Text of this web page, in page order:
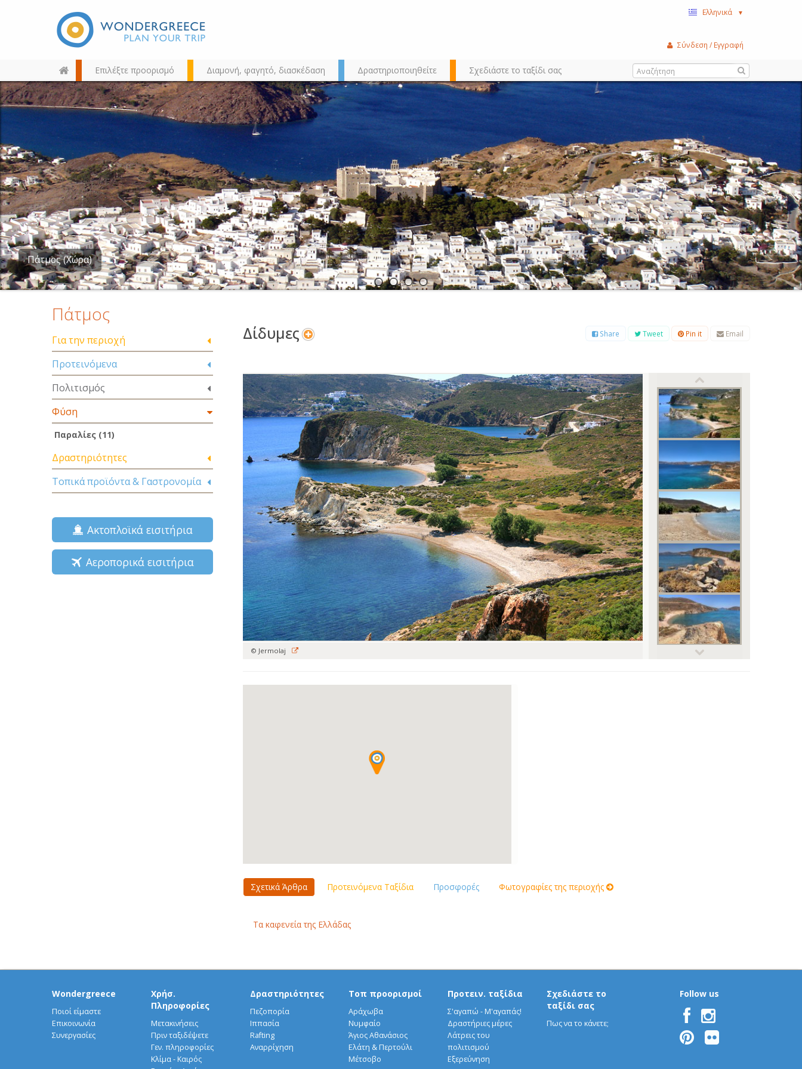
Ελληνικά ▼
Επιλέξτε προορισμό Διαμονή, φαγητό, διασκέδαση Δραστηριοποιηθείτε Σχεδιάστε το ταξίδι σας
Σύνδεση / Εγγραφή
Διαλέξτε τον προορισμό σας
από τον χάρτη, την αναζήτηση
ή αλφαβητικά
Γερανός
Πάτμος
Για την περιοχή
Προτεινόμενα
Πολιτισμός
Φύση
Παραλίες (11)
Δραστηριότητες
Τοπικά προϊόντα & Γαστρονομία
Ακτοπλοϊκά εισιτήρια
Αεροπορικά εισιτήρια
Δίδυμες Share Tweet Pin it Email
© Jermolaj © dimitris kolokousis
Σχετικά Άρθρα Προτεινόμενα Ταξίδια Προσφορές Φωτογραφίες της περιοχής
Τα καφενεία της Ελλάδας
Wondergreece
Ποιοί είμαστε
Επικοινωνία
Συνεργασίες
Χρήσ.
Πληροφορίες
Μετακινήσεις
Πριν ταξιδέψετε
Γεν. πληροφορίες
Κλίμα - Καιρός
Δραστηριότητες
Πεζοπορία
Ιππασία
Rafting
Αναρρίχηση
Τοπ προορισμοί
Αράχωβα
Νυμφαίο
Άγιος Αθανάσιος
Ελάτη & Περτούλι
Μέτσοβο
Προτειν. ταξίδια
Σ'αγαπώ - Μ'αγαπάς!
Δραστήριες μέρες
Λάτρεις του
πολιτισμού
Εξερεύνηση
Σχεδιάστε το
ταξίδι σας
Πως να το κάνετε;
Follow us